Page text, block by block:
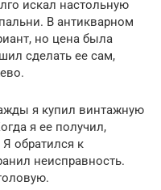
искал настольную
В антикварном
но цена была
сделать ее сам,
я купил винтажную
я ее получил,
Я обратился к
неисправность.